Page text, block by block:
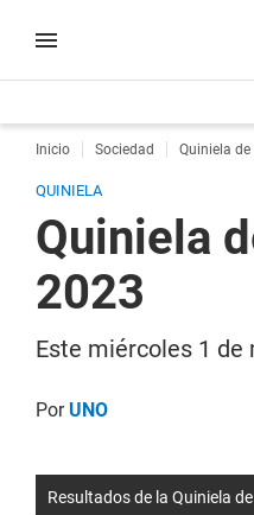
Inicio Sociedad Quiniela
QUINIELA
Quiniela
2023
Este miércoles 1
PorUNO
Resultados de la Quiniela